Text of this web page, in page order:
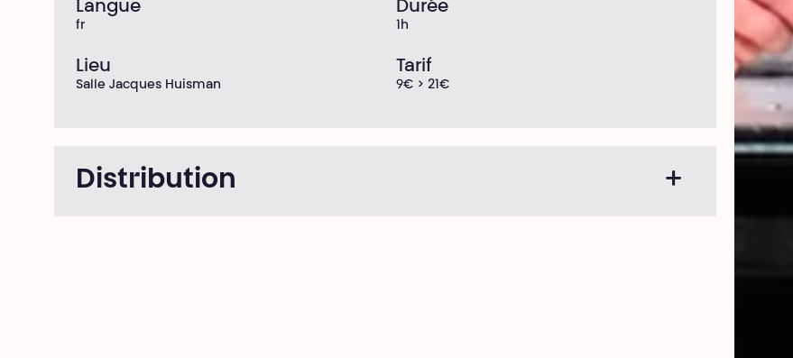
Langue
fr
Durée
1h
Lieu
Salle Jacques Huisman
Tarif
9€ > 21€
Distribution